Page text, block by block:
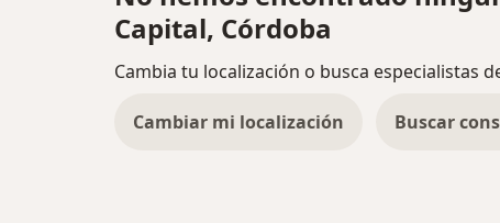
Capital, Córdoba
Cambia tu localización o busca especialistas
Cambiar mi localización Buscar